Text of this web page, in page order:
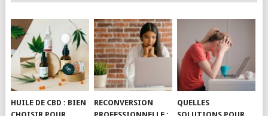
HUILE DE CBD : BIEN
RECONVERSION
QUELLES